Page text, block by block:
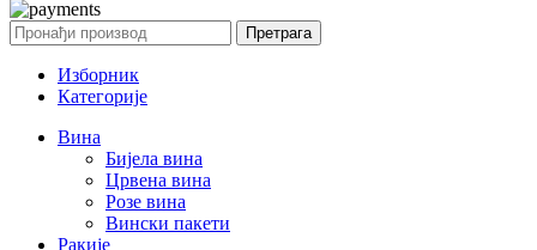
Претрага
Изборник
Категорије
Вина
Бијела вина
Црвена вина
Розе вина
Вински пакети
Ракије